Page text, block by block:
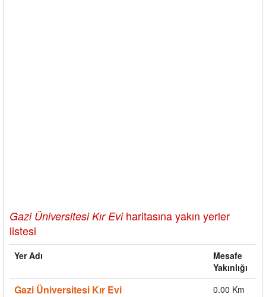
Gazi Üniversitesi Kır Eviharitasına yakın yerler
listesi
Yer Adı
Mesafe
Yakınlığı
Gazi Üniversitesi Kır Evi 0.00 Km